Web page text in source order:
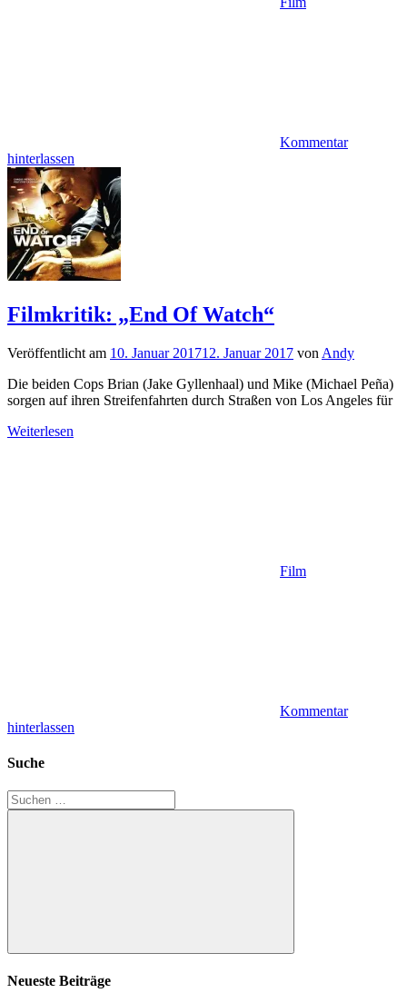
Kommentar
hinterlassen
Filmkritik: „End Of Watch“
Veröffentlicht am 10. Januar 201712. Januar 2017 von Andy
Die beiden Cops Brian (Jake Gyllenhaal) und Mike (Michael Peña)
sorgen auf ihren Streifenfahrten durch Straßen von Los Angeles für
Weiterlesen
Film
Kommentar
hinterlassen
Suche
Suchen
nach:
Suchen
Neueste Beiträge